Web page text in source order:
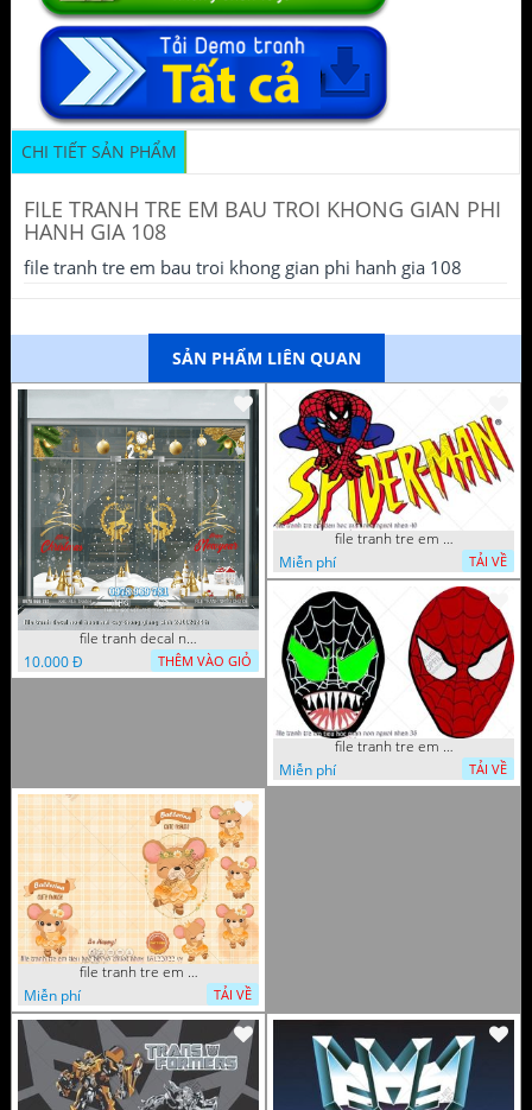
CHI TIẾT SẢN PHẨM
FILE TRANH TRE EM BAU TROI KHONG GIAN PHI
HANH GIA 108
file tranh tre em bau troi khong gian phi hanh gia 108
SẢN PHẨM LIÊN QUAN
file tranh decal noel huou nai cay thong giang sinh 28112024 h
10.000 Đ
THÊM VÀO GIỎ
file tranh tre em tieu hoc man non nguoi nhen 40
Miễn phí
TẢI VỀ
file tranh tre em tieu hoc man non nguoi nhen 36
Miễn phí
TẢI VỀ
file tranh tre em tieu hoc bia vo chuot nhay 16122022 vy
Miễn phí
TẢI VỀ